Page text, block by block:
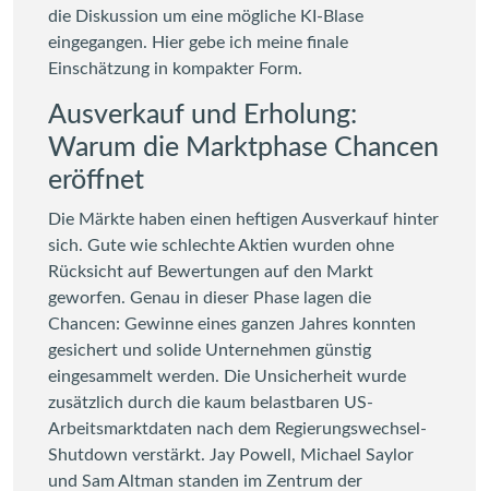
die Diskussion um eine mögliche KI-Blase
eingegangen. Hier gebe ich meine finale
Einschätzung in kompakter Form.
Ausverkauf und Erholung:
Warum die Marktphase Chancen
eröffnet
Die Märkte haben einen heftigen Ausverkauf hinter
sich. Gute wie schlechte Aktien wurden ohne
Rücksicht auf Bewertungen auf den Markt
geworfen. Genau in dieser Phase lagen die
Chancen: Gewinne eines ganzen Jahres konnten
gesichert und solide Unternehmen günstig
eingesammelt werden. Die Unsicherheit wurde
zusätzlich durch die kaum belastbaren US-
Arbeitsmarktdaten nach dem Regierungswechsel-
Shutdown verstärkt. Jay Powell, Michael Saylor
und Sam Altman standen im Zentrum der